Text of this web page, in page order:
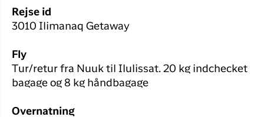
Rejse id
3010 Ilimanaq Getaway
Fly
Tur/retur fra Nuuk til Ilulissat. 20 kg indchecket
bagage og 8 kg håndbagage
Overnatning